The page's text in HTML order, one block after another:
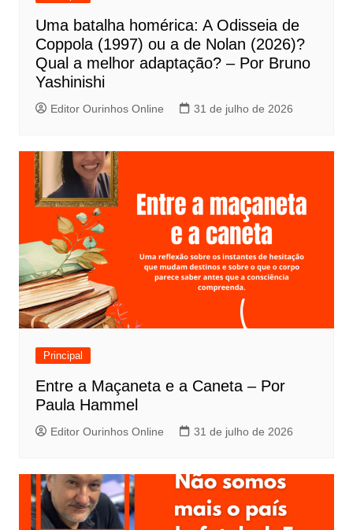
Uma batalha homérica: A Odisseia de
Coppola (1997) ou a de Nolan (2026)?
Qual a melhor adaptação? – Por Bruno
Yashinishi
Editor Ourinhos Online 31 de julho de 2026
Principal
Entre a Maçaneta e a Caneta – Por
Paula Hammel
Editor Ourinhos Online 31 de julho de 2026